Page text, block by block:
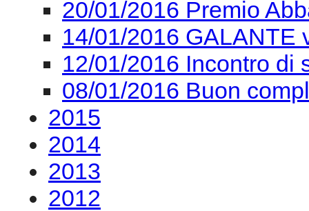
20/01/2016 Premio
14/01/2016 GALANTE
12/01/2016 Incontro di
08/01/2016 Buon
2015
2014
2013
2012